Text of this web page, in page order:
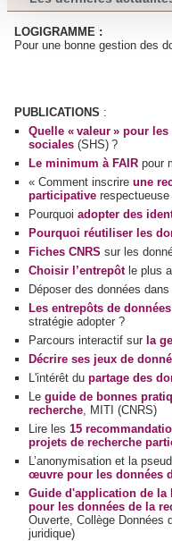
section « Détails ».
Les cookies nous
et les annonces,
médias sociaux et
partageons également
notre site avec nos
publicité et d'analyse,
d'autres informations
ont collectées lors de
LOGIGRAMME :
Pour une bonne gestion des
PUBLICATIONS :
Quelle « valeur » pour
sociales (SHS) ?
Le minimum à FAIR pour
« Comment inscrire une
participative
Pourquoi adopter des
Pourquoi réutiliser les
Fiches CNRS sur les
Choisir l’entrepôt le plus
Déposer des données dans
Les entrepôts de
stratégie adopter ?
Parcours interactif sur la
Décrire ses jeux de
L'intérêt du partage des
Le guide de bonnes
recherche , MITI (CNRS)
Lire les 15
projets de recherche
L’anonymisation et la
œuvre pour les données
Guide d'application de la
pour les données de la
Ouverte, Collège Données
juridique)